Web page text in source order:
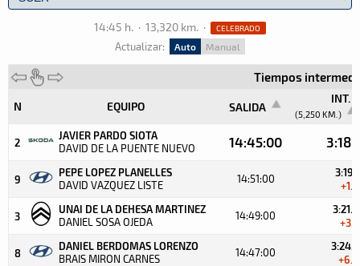
14:45 h. · 13,320 km. · CELEBRADO
Actualizar: Auto Manual
Tiempos
N EQUIPO SALIDA
INT. 1
(5,250 KM.)
2
JAVIER PARDO SIOTA
DAVID DE LA PUENTE NUEVO 14:45:00 3:18.1
9
PEPE LOPEZ PLANELLES
DAVID VAZQUEZ LISTE 14:51:00
3:19.1
+1.0
3
UNAI DE LA DEHESA MARTINEZ
DANIEL SOSA OJEDA 14:49:00
3:21.6
+3.5
8
DANIEL BERDOMAS LORENZO
BRAIS MIRON CARNES 14:47:00
3:24.5
+6.4